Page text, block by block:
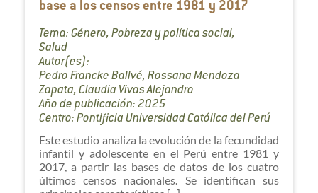
base a los censos entre 1981 y 2017
Tema: Género, Pobreza y política social,
Salud
Autor(es):
Pedro Francke Ballvé, Rossana Mendoza
Zapata, Claudia Vivas Alejandro
Año de publicación: 2025
Centro: Pontificia Universidad Católica del Perú
Este estudio analiza la evolución de la fecundidad
infantil y adolescente en el Perú entre 1981 y
2017, a partir las bases de datos de los cuatro
últimos censos nacionales. Se identifican sus